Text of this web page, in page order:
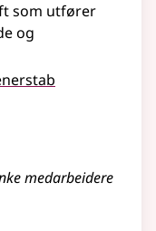
som utfører
og
medarbeidere